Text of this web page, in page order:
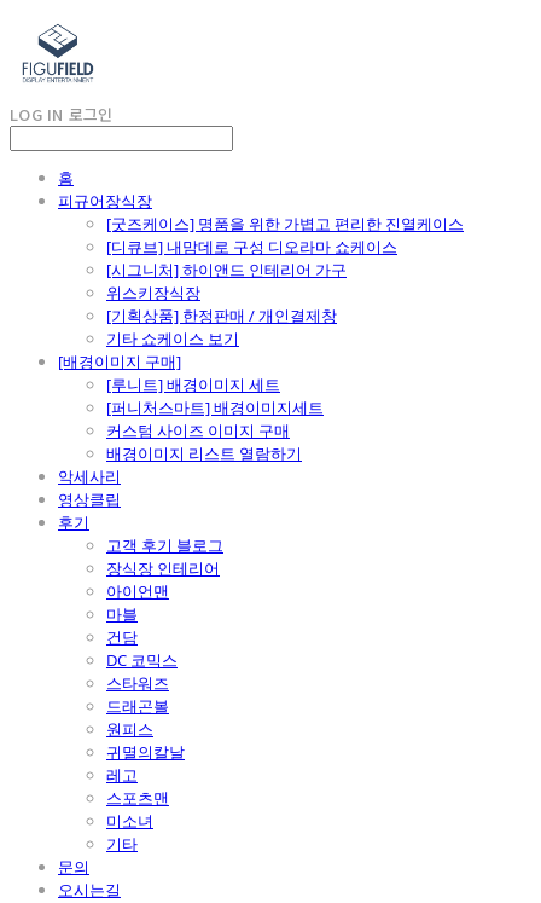
LOG IN 로그인
홈
피규어장식장
[굿즈케이스] 명품을 위한 가볍고 편리한 진열케이스
[디큐브] 내맘데로 구성 디오라마 쇼케이스
[시그니처] 하이앤드 인테리어 가구
위스키장식장
[기획상품] 한정판매 / 개인결제창
기타 쇼케이스 보기
[배경이미지 구매]
[루니트] 배경이미지 세트
[퍼니처스마트] 배경이미지세트
커스텀 사이즈 이미지 구매
배경이미지 리스트 열람하기
악세사리
영상클립
후기
고객 후기 블로그
장식장 인테리어
아이언맨
마블
건담
DC 코믹스
스타워즈
드래곤볼
원피스
귀멸의칼날
레고
스포츠맨
미소녀
기타
문의
오시는길